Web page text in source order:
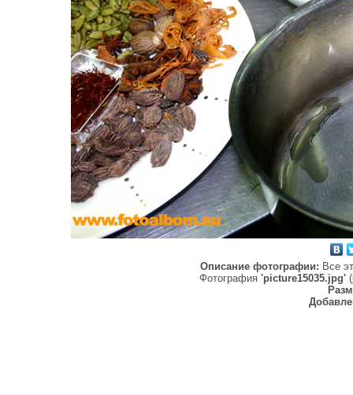
Описание фотографии: Все
Фотография 'picture15035.jpg' (